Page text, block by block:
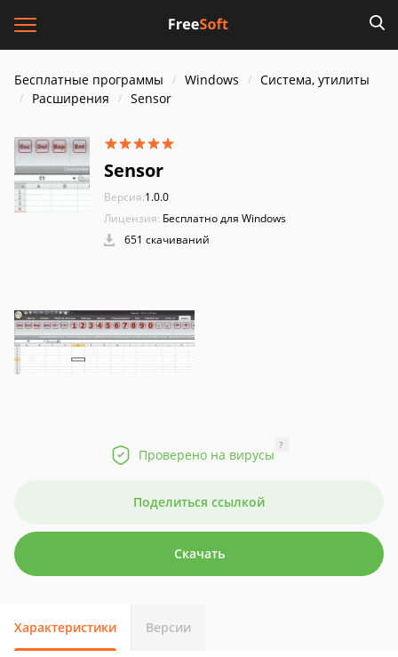
Бесплатные программы Windows
Система, утилиты
Расширения
Sensor
Sensor
Версия:1.0.0
Лицензия: Бесплатно для Windows
651 скачиваний
Проверено на вирусы
?
Поделиться ссылкой
Скачать
Характеристики Версии